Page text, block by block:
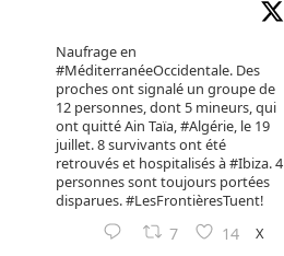
Naufrage en
#MéditerranéeOccidentale. Des
proches ont signalé un groupe de
12 personnes, dont 5 mineurs, qui
ont quitté Ain Taïa,#Algérie, le 19
juillet. 8 survivants ont été
retrouvés et hospitalisés à#Ibiza. 4
personnes sont toujours portées
disparues.#LesFrontièresTuent!
7 14 X